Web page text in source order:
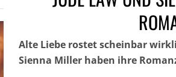
Alte Liebe rostet scheinbar
Sienna Miller haben ihre